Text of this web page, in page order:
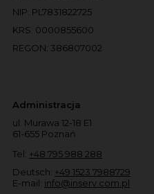
NIP: PL7831822725
KRS: 0000855600
REGON: 386807002
Administracja
ul. Murawa 12-18 E1
61-655 Poznań
Tel: +48 795 988 288
Deutsch: +49 1523 7988729
E-mail: info@inserv.com.pl